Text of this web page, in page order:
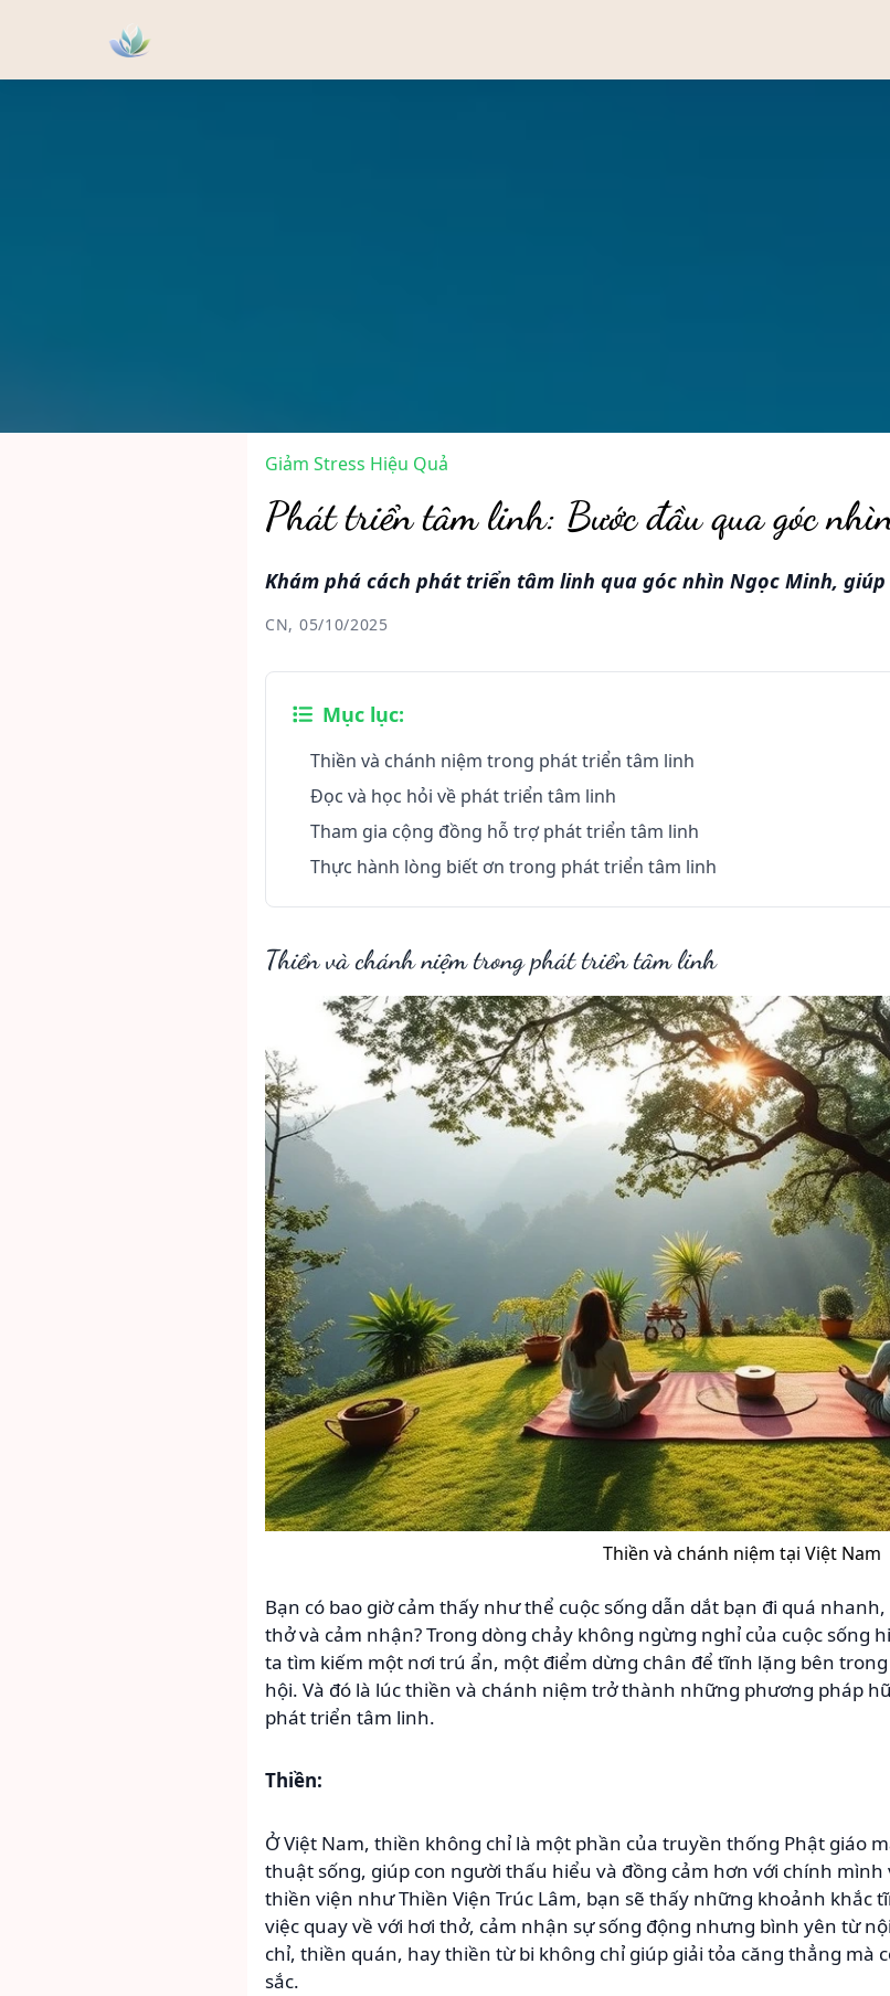
Giảm Stress Hiệu Quả
Phát triển tâm linh: Bước đầu qua góc
Khám phá cách phát triển tâm linh qua góc nhìn Ngọc Minh,
CN, 05/10/2025
Mục lục:
Thiền và chánh niệm trong phát triển tâm linh
Đọc và học hỏi về phát triển tâm linh
Tham gia cộng đồng hỗ trợ phát triển tâm linh
Thực hành lòng biết ơn trong phát triển tâm linh
Thiền và chánh niệm trong phát triển tâm linh
Thiền và chánh niệm tại Việt Nam
Bạn có bao giờ cảm thấy như thể cuộc sống dẫn dắt bạn đi quá
thở và cảm nhận? Trong dòng chảy không ngừng nghỉ của cuộc sống
ta tìm kiếm một nơi trú ẩn, một điểm dừng chân để tĩnh lặng bên
hội. Và đó là lúc thiền và chánh niệm trở thành những phương pháp
phát triển tâm linh.
Thiền:
Ở Việt Nam, thiền không chỉ là một phần của truyền thống Phật giáo
thuật sống, giúp con người thấu hiểu và đồng cảm hơn với chính mình
thiền viện như Thiền Viện Trúc Lâm, bạn sẽ thấy những khoảnh khắc
việc quay về với hơi thở, cảm nhận sự sống động nhưng bình yên từ
chỉ, thiền quán, hay thiền từ bi không chỉ giúp giải tỏa căng thẳng mà
sắc.